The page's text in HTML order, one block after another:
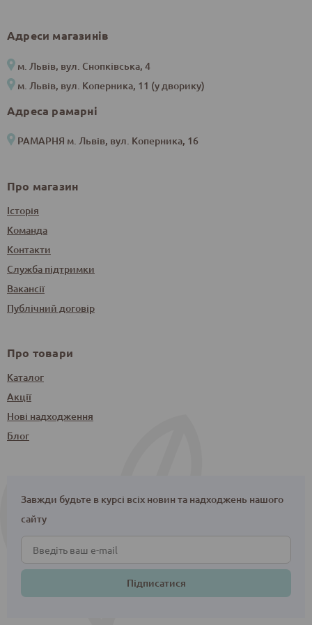
Адреси магазинів
м. Львів, вул. Снопківська, 4
м. Львів, вул. Коперника, 11 (у дворику)
Адреса рамарні
РАМАРНЯ м. Львів, вул. Коперника, 16
Про магазин
Історія
Команда
Контакти
Служба підтримки
Вакансії
Публічний договір
Про товари
Каталог
Акції
Нові надходження
Блог
Завжди будьте в курсі всіх новин та надходжень нашого
сайту
Підписатися